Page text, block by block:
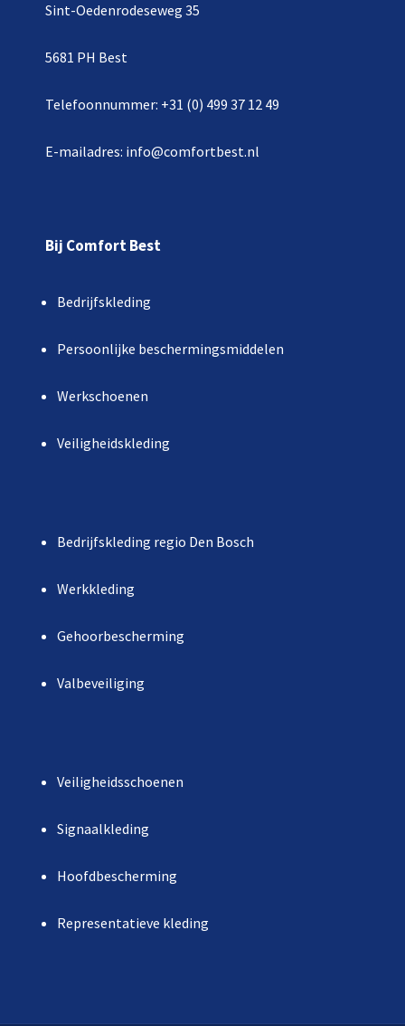
Sint-Oedenrodeseweg 35
5681 PH Best
Telefoonnummer: +31 (0) 499 37 12 49
E-mailadres: info@comfortbest.nl
Bij Comfort Best
Bedrijfskleding
Persoonlijke beschermingsmiddelen
Werkschoenen
Veiligheidskleding
Bedrijfskleding regio Den Bosch
Werkkleding
Gehoorbescherming
Valbeveiliging
Veiligheidsschoenen
Signaalkleding
Hoofdbescherming
Representatieve kleding